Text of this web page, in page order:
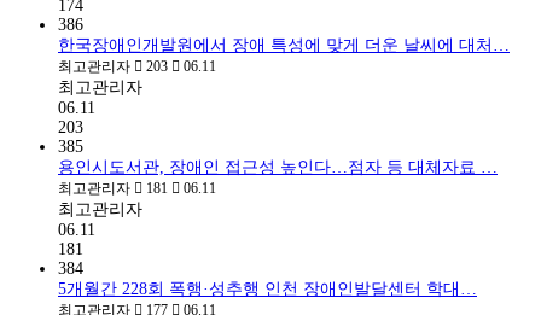
174
386
한국장애인개발원에서 장애 특성에 맞게 더운 날씨에 대처…
최고관리자 203 06.11
최고관리자
06.11
203
385
용인시도서관, 장애인 접근성 높인다…점자 등 대체자료 …
최고관리자 181 06.11
최고관리자
06.11
181
384
5개월간 228회 폭행·성추행 인천 장애인발달센터 학대…
최고관리자 177 06.11